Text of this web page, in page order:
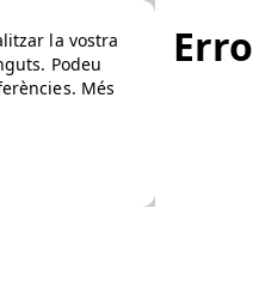
la vostra
Podeu
Més